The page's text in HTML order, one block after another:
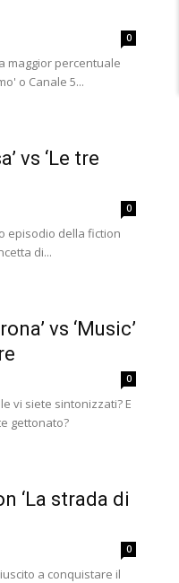
0
maggior percentuale
o Canale 5...
vs ‘Le tre
0
episodio della fiction
di...
vs ‘Music’
0
vi siete sintonizzati? E
gettonato?
‘La strada di
0
a conquistare il